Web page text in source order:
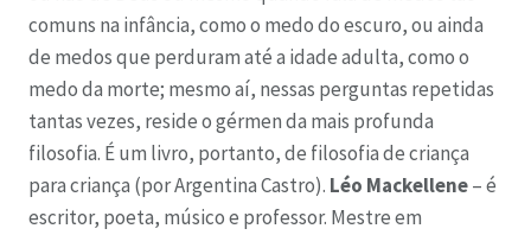
comuns na infância, como o medo do escuro, ou ainda
de medos que perduram até a idade adulta, como o
medo da morte; mesmo aí, nessas perguntas repetidas
tantas vezes, reside o gérmen da mais profunda
filosofia. É um livro, portanto, de filosofia de criança
para criança (por Argentina Castro). Léo Mackellene– é
escritor, poeta, músico e professor. Mestre em